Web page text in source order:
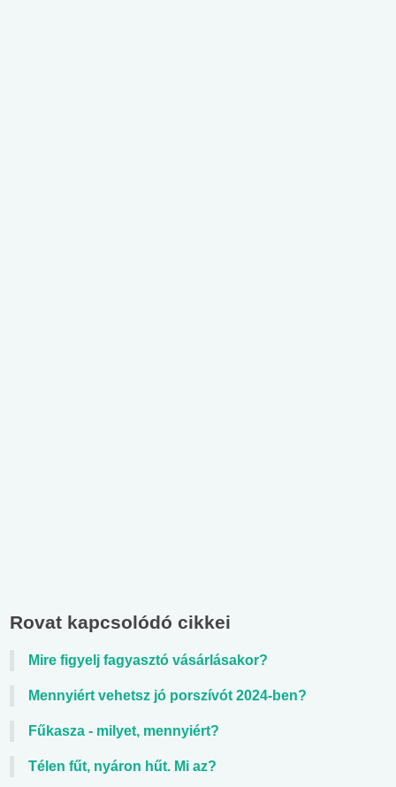
Rovat kapcsolódó cikkei
Mire figyelj fagyasztó vásárlásakor?
Mennyiért vehetsz jó porszívót 2024-ben?
Fűkasza - milyet, mennyiért?
Télen fűt, nyáron hűt. Mi az?